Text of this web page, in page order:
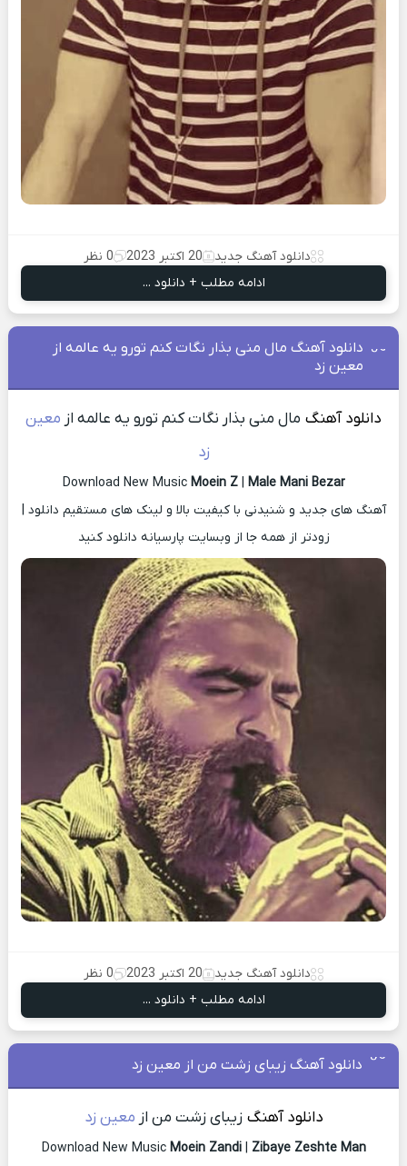
دانلود آهنگ جدید 20 اکتبر 2023
0 نظر
ادامه مطلب + دانلود ...
دانلود آهنگ مال منی بذار نگات کنم تورو یه عالمه از
معین زد
دانلود آهنگ مال منی بذار نگات کنم تورو یه عالمه از معین
زد
Download New Music Moein Z| Male Mani Bezar
آهنگ های جدید و شنیدنی با کیفیت بالا و لینک های مستقیم دانلود |
زودتر از همه جا از وبسایت پارسیانه دانلود کنید
دانلود آهنگ جدید 20 اکتبر 2023
0 نظر
ادامه مطلب + دانلود ...
دانلود آهنگ زیبای زشت من از معین زد
دانلود آهنگ زیبای زشت من از معین زد
Download New Music Moein Zandi| Zibaye Zeshte Man